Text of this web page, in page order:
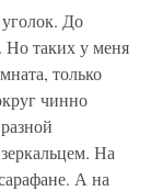
До
таких у меня
только
чинно
На
А на